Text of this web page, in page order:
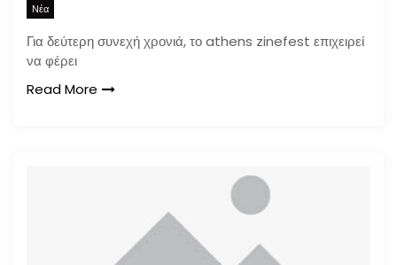
Νέα
Για δεύτερη συνεχή χρονιά, το athens zinefest επιχειρεί
να φέρει
Read More